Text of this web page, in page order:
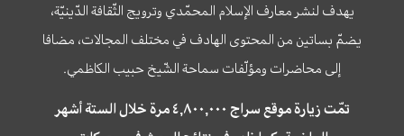
يهدف لنشر معارف الإسلام المحمّدي وترويج الثّقافة الدّينيّة،
يضمّ بساتين من المحتوى الهادف في مختلف المجالات، مضافا
إلى محاضرات ومؤلّفات سماحة الشّيخ حبيب الكاظمي.
تمّت زيارة موقع سراج ٤,٨٠٠,٠٠٠ مرة خلال الستة أشهر